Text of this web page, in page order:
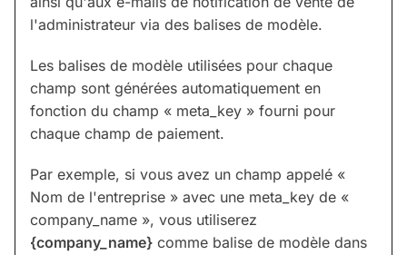
l'administrateur via des balises de modèle.
Les balises de modèle utilisées pour chaque
champ sont générées automatiquement en
fonction du champ « meta_key » fourni pour
chaque champ de paiement.
Par exemple, si vous avez un champ appelé «
Nom de l'entreprise » avec une meta_key de «
company_name », vous utiliserez
{company_name} comme balise de modèle dans